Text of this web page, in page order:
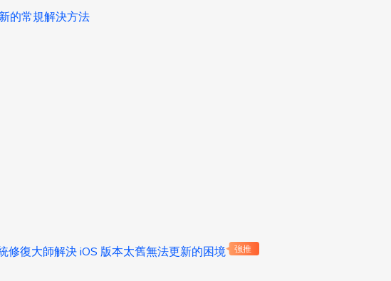
的常規解決方法
修復大師解決 iOS 版本太舊無法更新的困境
強推